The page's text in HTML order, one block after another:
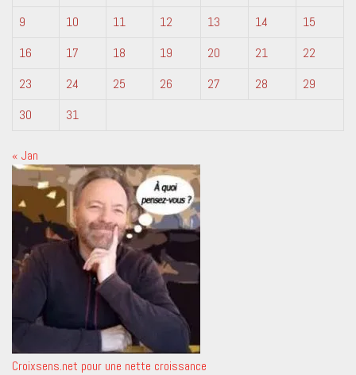
9
10 11 12 13 14
15
16
17 18 19 20 21
22
23
24 25 26 27 28
29
30
31
« Jan
Croixsens.net pour une nette croissance